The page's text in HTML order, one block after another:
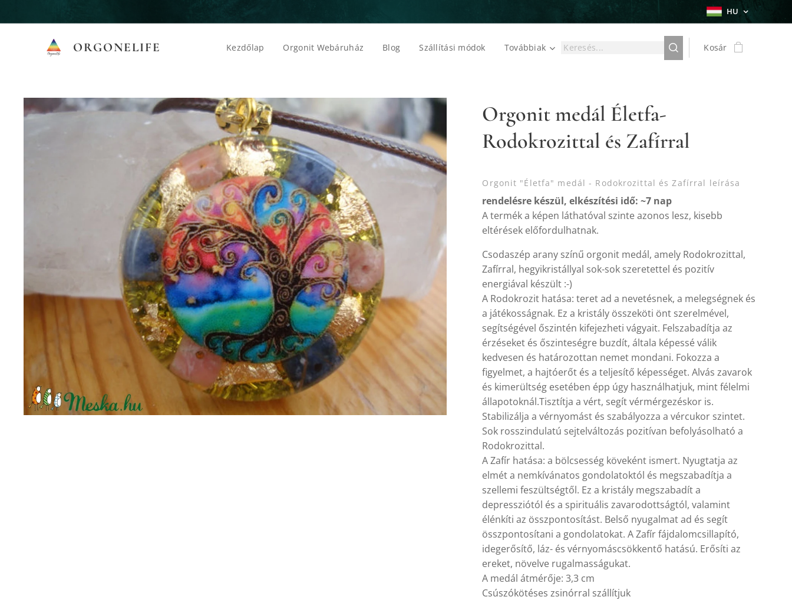
HU
ORGONELIFE Kezdőlap Orgonit Webáruház Blog Szállítási módok Továbbiak Kosár
Orgonit medál Életfa-
Rodokrozittal és Zafírral
Orgonit "Életfa" medál - Rodokrozittal és Zafírral leírása
rendelésre készül, elkészítési idő: ~7 nap
A termék a képen láthatóval szinte azonos lesz, kisebb
eltérések előfordulhatnak.
Csodaszép arany színű orgonit medál, amely Rodokrozittal,
Zafírral, hegyikristállyal sok-sok szeretettel és pozitív
energiával készült :-)
A Rodokrozit hatása: teret ad a nevetésnek, a melegségnek és
a játékosságnak. Ez a kristály összeköti önt szerelmével,
segítségével őszintén kifejezheti vágyait. Felszabadítja az
érzéseket és őszinteségre buzdít, általa képessé válik
kedvesen és határozottan nemet mondani. Fokozza a
figyelmet, a hajtóerőt és a teljesítő képességet. Alvás zavarok
és kimerültség esetében épp úgy használhatjuk, mint félelmi
állapotoknál.Tisztítja a vért, segít vérmérgezéskor is.
Stabilizálja a vérnyomást és szabályozza a vércukor szintet.
Sok rosszindulatú sejtelváltozás pozitívan befolyásolható a
Rodokrozittal.
A Zafír hatása: a bölcsesség köveként ismert. Nyugtatja az
elmét a nemkívánatos gondolatoktól és megszabadítja a
szellemi feszültségtől. Ez a kristály megszabadít a
depressziótól és a spirituális zavarodottságtól, valamint
élénkíti az összpontosítást. Belső nyugalmat ad és segít
összpontosítani a gondolatokat. A Zafír fájdalomcsillapító,
idegerősítő, láz- és vérnyomáscsökkentő hatású. Erősíti az
ereket, növelve rugalmasságukat.
A medál átmérője: 3,3 cm
Csúszókötéses zsinórral szállítjuk